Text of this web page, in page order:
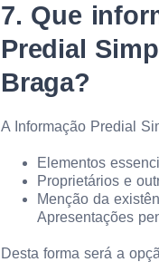
7. Que
Predial
Braga?
A Informação Predial
Elementos
Proprietários e
Menção da
Apresentações
Desta forma será a